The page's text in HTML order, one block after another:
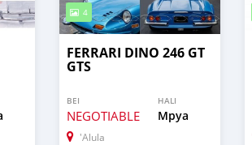
4
FERRARI DINO 246 GT
GTS
BEI
NEGOTIABLE
HALI
Mpya
'Alula